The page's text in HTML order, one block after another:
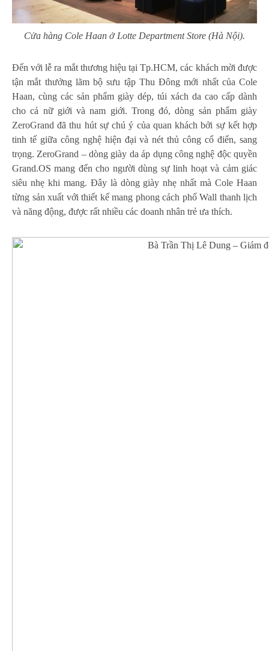
Cửa hàng Cole Haan ở Lotte Department Store (Hà Nội).
Đến với lễ ra mắt thương hiệu tại Tp.HCM, các khách mời được
tận mắt thưởng lãm bộ sưu tập Thu Đông mới nhất của Cole
Haan, cùng các sản phẩm giày dép, túi xách da cao cấp dành
cho cả nữ giới và nam giới. Trong đó, dòng sản phẩm giày
ZeroGrand đã thu hút sự chú ý của quan khách bởi sự kết hợp
tinh tế giữa công nghệ hiện đại và nét thủ công cổ điển, sang
trọng. ZeroGrand – dòng giày da áp dụng công nghệ độc quyền
Grand.OS mang đến cho người dùng sự linh hoạt và cảm giác
siêu nhẹ khi mang. Đây là dòng giày nhẹ nhất mà Cole Haan
từng sản xuất với thiết kế mang phong cách phố Wall thanh lịch
và năng động, được rất nhiều các doanh nhân trẻ ưa thích.